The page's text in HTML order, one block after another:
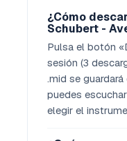
¿Cómo
Schubert -
Pulsa el botón
sesión (3
.mid se
puedes
elegir el